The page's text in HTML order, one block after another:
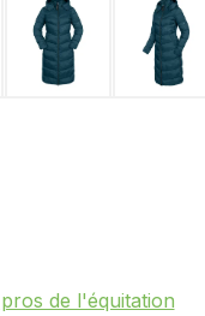
de l'équitation